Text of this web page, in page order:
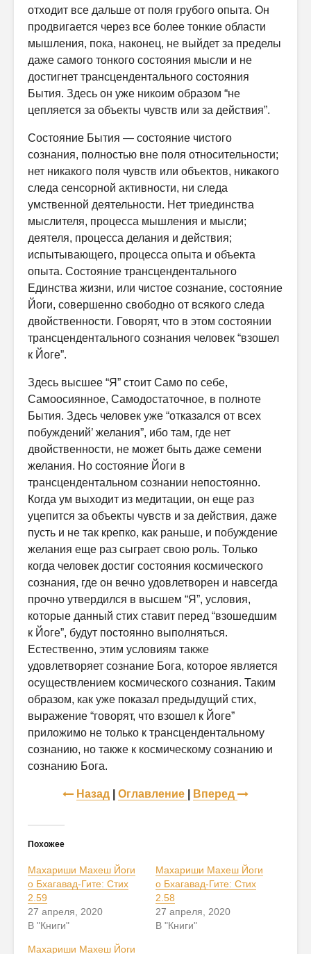
отходит все дальше от поля грубого опыта. Он
продвигается через все более тонкие области
мышления, пока, нако­нец, не выйдет за пределы
даже самого тонкого состояния мысли и не
достигнет трансцендентального состояния
Бытия. Здесь он уже никоим образом “не
цепляется за объекты чувств или за действия”.
Состояние Бытия — состояние чистого
сознания, полностью вне поля относительности;
нет никакого поля чувств или объектов, никакого
следа сенсорной активности, ни следа
умственной деятельности. Нет триедин­ства
мыслителя, процесса мышления и мысли;
деятеля, процесса делания и действия;
испытывающего, процесса опыта и объекта
опыта. Состояние трансцендентального
Единства жизни, или чистое сознание, состояние
Йоги, совершенно свободно от всякого следа
двойственности. Говорят, что в этом состоянии
трансцендентального сознания человек “взошел
к Йоге”.
Здесь высшее “Я” стоит Само по себе,
Самоосиянное, Самодостаточ­ное, в полноте
Бытия. Здесь человек уже “отказался от всех
побуждений’ желания”, ибо там, где нет
двойственности, не может быть даже семени
желания. Но состояние Йоги в
трансцендентальном сознании непосто­янно.
Когда ум выходит из медитации, он еще раз
уцепится за объекты чувств и за действия, даже
пусть и не так крепко, как раньше, и побуж­дение
желания еще раз сыграет свою роль. Только
когда человек достиг состояния космического
сознания, где он вечно удовлетворен и навсегда
прочно утвердился в высшем “Я”, условия,
которые данный стих ставит перед “взошедшим
к Йоге”, будут постоянно выполняться.
Естественно, этим условиям также
удовлетворяет сознание Бога, которое является
осу­ществлением космического сознания. Таким
образом, как уже показал предыдущий стих,
выражение “говорят, что взошел к Йоге”
приложимо не только к трансцендентальному
сознанию, но также к космическому сознанию и
сознанию Бога.
Назад Оглавление Вперед
Похожее
Махариши Махеш Йоги
о Бхагавад-Гите: Стих
2.59
27 апреля, 2020
В "Книги"
Махариши Махеш Йоги
о Бхагавад-Гите: Стих
2.58
27 апреля, 2020
В "Книги"
Махариши Махеш Йоги